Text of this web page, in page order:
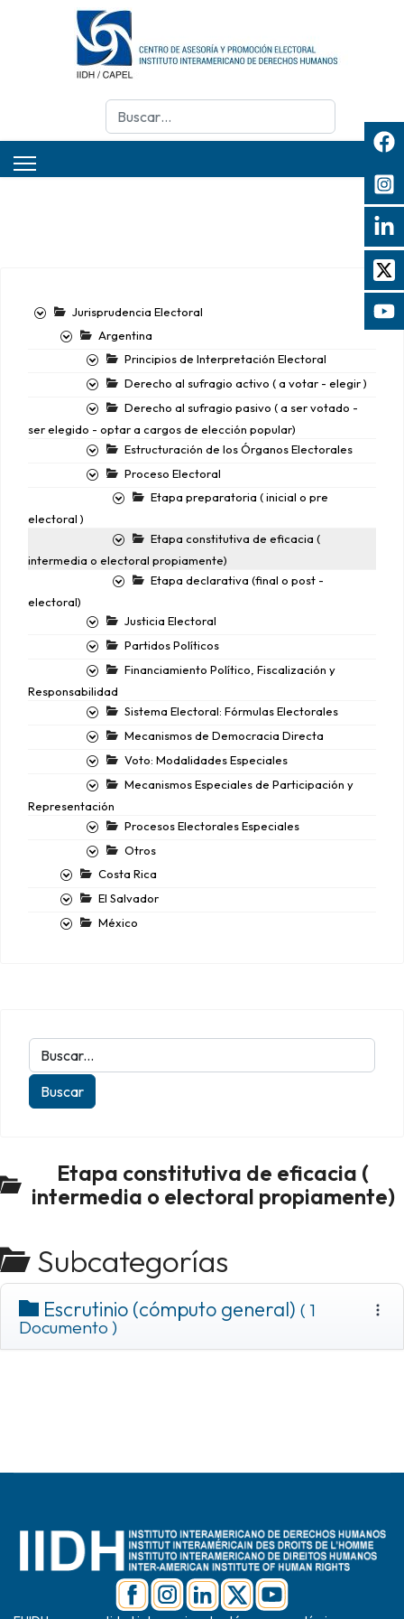
Buscar
Jurisprudencia Electoral
Argentina
Principios de Interpretación Electoral
Derecho al sufragio activo ( a votar - elegir )
Derecho al sufragio pasivo ( a ser votado -
ser elegido - optar a cargos de elección popular)
Estructuración de los Órganos Electorales
Proceso Electoral
Etapa preparatoria ( inicial o pre
electoral )
Etapa constitutiva de eficacia (
intermedia o electoral propiamente)
Etapa declarativa (final o post -
electoral)
Justicia Electoral
Partidos Políticos
Financiamiento Político, Fiscalización y
Responsabilidad
Sistema Electoral: Fórmulas Electorales
Mecanismos de Democracia Directa
Voto: Modalidades Especiales
Mecanismos Especiales de Participación y
Representación
Procesos Electorales Especiales
Otros
Costa Rica
El Salvador
México
Etapa constitutiva de eficacia (
intermedia o electoral propiamente)
Subcategorías
Escrutinio (cómputo general) ( 1
Documento )